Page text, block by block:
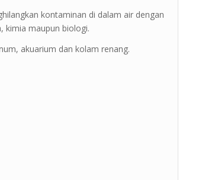
kontaminan di dalam air dengan
kimia maupun biologi.
akuarium dan kolam renang.